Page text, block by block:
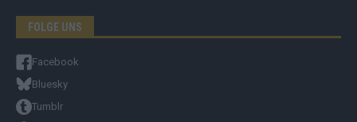
FOLGE UNS
Facebook
Bluesky
Tumblr